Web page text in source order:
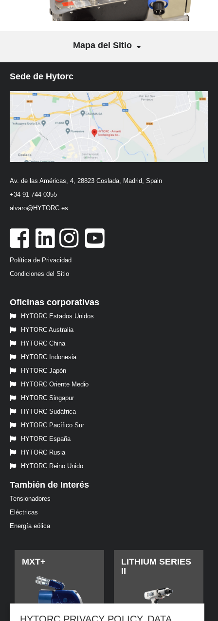
Mapa del Sitio
Sede de Hytorc
Av. de las Américas, 4, 28823 Coslada, Madrid, Spain
+34 91 744 0355
alvaro@HYTORC.es
Política de Privacidad
Condiciones del Sitio
Oficinas corporativas
HYTORC Estados Unidos
HYTORC Australia
HYTORC China
HYTORC Indonesia
HYTORC Japón
HYTORC Oriente Medio
HYTORC Singapur
HYTORC Sudáfrica
HYTORC Pacífico Sur
HYTORC España
HYTORC Rusia
HYTORC Reino Unido
También de Interés
Tensionadores
Eléctricas
Energía eólica
MXT+
LITHIUM SERIES
II